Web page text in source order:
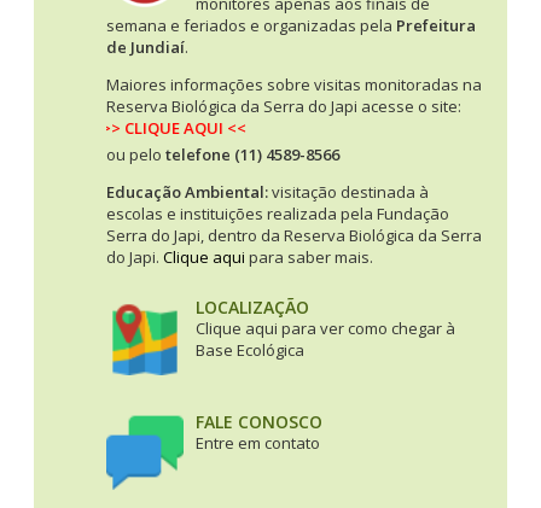
semana e feriados e organizadas pela Prefeitura
de Jundiaí.
Maiores informações sobre visitas monitoradas na
Reserva Biológica da Serra do Japi acesse o site:
>> CLIQUE AQUI <<
ou pelo telefone (11) 4589-8566
Educação Ambiental:visitação destinada à
escolas e instituições realizada pela Fundação
Serra do Japi, dentro da Reserva Biológica da Serra
do Japi. Clique aqui para saber mais.
LOCALIZAÇÃO
Clique aqui para ver como chegar à
Base Ecológica
FALE CONOSCO
Entre em contato